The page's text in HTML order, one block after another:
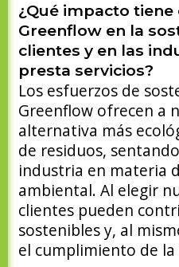
¿Qué impacto
Greenflow en la
clientes y en las
presta servicios?
Los esfuerzos de
Greenflow ofrecen a
alternativa más
de residuos,
industria en materia
ambiental. Al elegir
clientes pueden
sostenibles y, al
el cumplimiento de